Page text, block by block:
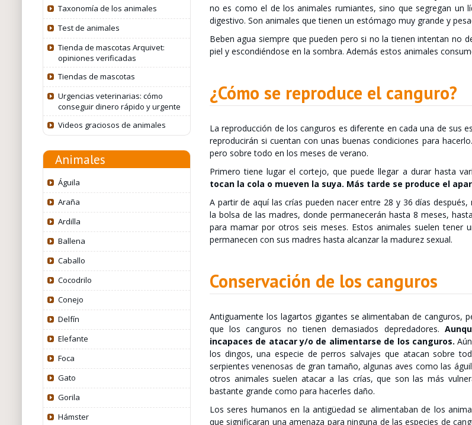
Taxonomía de los animales
Test de animales
Tienda de mascotas Arquivet:
opiniones verificadas
Tiendas de mascotas
Urgencias veterinarias: cómo
conseguir dinero rápido y urgente
Videos graciosos de animales
Animales
Águila
Araña
Ardilla
Ballena
Caballo
Cocodrilo
Conejo
Delfín
Elefante
Foca
Gato
Gorila
Hámster
no es como el de los animales rumiantes, sino que segregan un
digestivo. Son animales que tienen un estómago muy grande y
Beben agua siempre que pueden pero si no la tienen intentan no
piel y escondiéndose en la sombra. Además estos animales
¿Cómo se reproduce el canguro?
La reproducción de los canguros es diferente en cada una de sus
reproducirán si cuentan con unas buenas condiciones para
pero sobre todo en los meses de verano.
Primero tiene lugar el cortejo, que puede llegar a durar hasta
tocan la cola o mueven la suya. Más tarde se produce el
A partir de aquí las crías pueden nacer entre 28 y 36 días
la bolsa de las madres, donde permanecerán hasta 8 meses,
para mamar por otros seis meses. Estos animales suelen tener
permanecen con sus madres hasta alcanzar la madurez sexual.
Conservación de los canguros
Antiguamente los lagartos gigantes se alimentaban de canguros,
que los canguros no tienen demasiados depredadores.
incapaces de atacar y/o de alimentarse de los canguros.
los dingos, una especie de perros salvajes que atacan sobre
serpientes venenosas de gran tamaño, algunas aves como las
otros animales suelen atacar a las crías, que son las más
bastante grande como para hacerles daño.
Los seres humanos en la antigüedad se alimentaban de los
que significaran una amenaza para ninguna de las especies de